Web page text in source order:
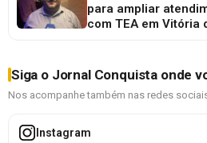
para ampliar
com TEA em Vitória
Siga o Jornal Conquista onde
Nos acompanhe também nas redes
Instagram